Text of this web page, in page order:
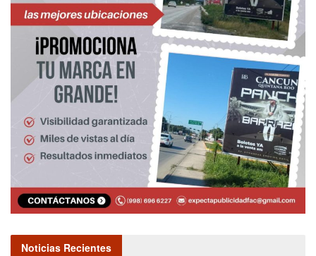
Noticias Recientes